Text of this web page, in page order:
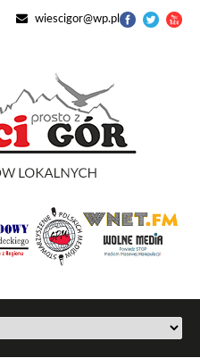
wiescigor@wp.pl